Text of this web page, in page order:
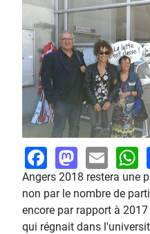
Facebook
Angers 2018 restera une
non par le nombre de
encore par rapport à
qui régnait dans